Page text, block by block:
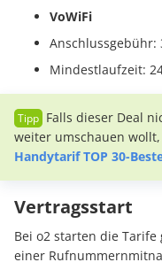
VoWiFi
Anschlussgebühr:
Mindestlaufzeit:
Falls dieser Deal
weiter umschauen
Handytarif TOP 30-
Vertragsstart
Bei o2 starten die
einer